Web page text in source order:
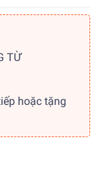
TỪ
hoặc tặng